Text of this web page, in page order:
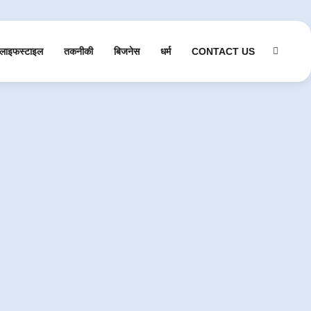
लाइफस्टाइल तकनीकी बिजनेस धर्म CONTACT US